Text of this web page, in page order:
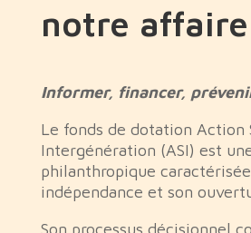
notre
Informer, financer,
Le fonds de dotation Action
Intergénération (ASI) est
philanthropique
indépendance et son
Son processus décisionnel